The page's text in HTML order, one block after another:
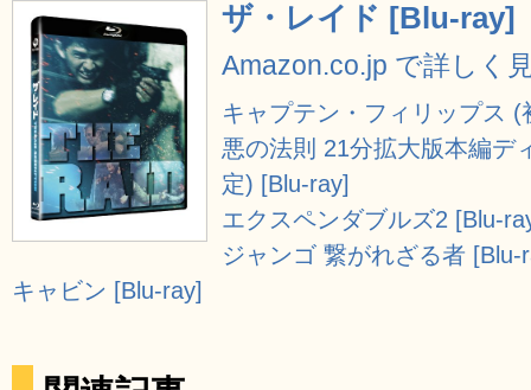
ザ・レイド [Blu-ray]
Amazon.co.jp で詳しく
キャプテン・フィリップス
悪の法則 21分拡大版本編デ
定) [Blu-ray]
エクスペンダブルズ2 [Blu-
ジャンゴ 繋がれざる者 [Blu-
キャビン [Blu-ray]